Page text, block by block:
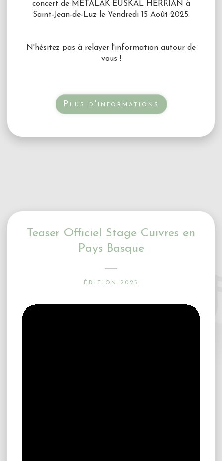
concert de METALAK EUSKAL HERRIAN à
Saint-Jean-de-Luz le Vendredi 15 Août 2025.
N'hésitez pas à relayer l'information autour de
vous !
Plus d'informations
Teaser Officiel Stage Cuivres en
Pays Basque
ÉDITION 2025